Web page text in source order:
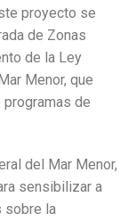
proyecto se
de Zonas
de la Ley
Menor, que
de
del Mar Menor,
sensibilizar a
sobre la